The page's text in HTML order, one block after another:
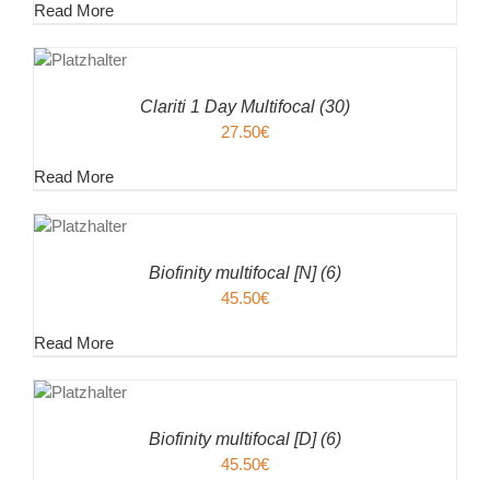
Read More
Clariti 1 Day Multifocal (30)
27.50€
Read More
Biofinity multifocal [N] (6)
45.50€
Read More
Biofinity multifocal [D] (6)
45.50€